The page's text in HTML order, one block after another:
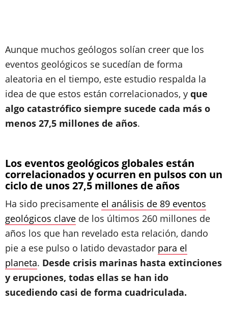
Aunque muchos geólogos solían creer que los
eventos geológicos se sucedían de forma
aleatoria en el tiempo, este estudio respalda la
idea de que estos están correlacionados, y que
algo catastrófico siempre sucede cada más o
menos 27,5 millones de años.
Los eventos geológicos globales están
correlacionados y ocurren en pulsos con un
ciclo de unos 27,5 millones de años
Ha sido precisamente el análisis de 89 eventos
geológicos clave de los últimos 260 millones de
años los que han revelado esta relación, dando
pie a ese pulso o latido devastador para el
planeta. Desde crisis marinas hasta extinciones
y erupciones, todas ellas se han ido
sucediendo casi de forma cuadriculada.